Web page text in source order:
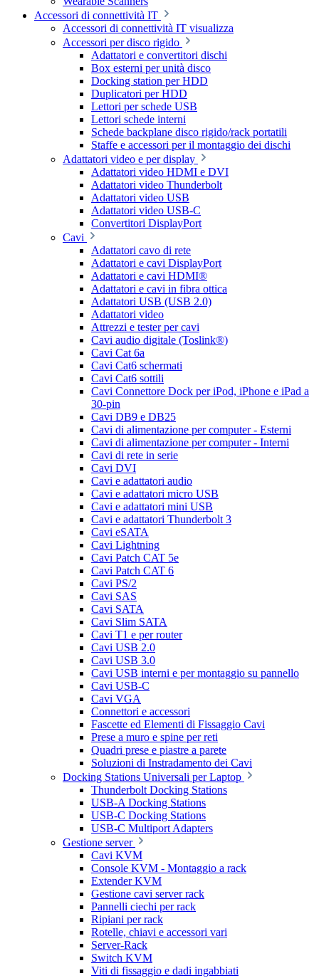
Accessori di connettività IT
Accessori di connettività IT visualizza
Accessori per disco rigido
Adattatori e convertitori dischi
Box esterni per unità disco
Docking station per HDD
Duplicatori per HDD
Lettori per schede USB
Lettori schede interni
Schede backplane disco rigido/rack portatili
Staffe e accessori per il montaggio dei dischi
Adattatori video e per display
Adattatori video HDMI e DVI
Adattatori video Thunderbolt
Adattatori video USB
Adattatori video USB-C
Convertitori DisplayPort
Cavi
Adattatori cavo di rete
Adattatori e cavi DisplayPort
Adattatori e cavi HDMI®
Adattatori e cavi in fibra ottica
Adattatori USB (USB 2.0)
Adattatori video
Attrezzi e tester per cavi
Cavi audio digitale (Toslink®)
Cavi Cat 6a
Cavi Cat6 schermati
Cavi Cat6 sottili
Cavi Connettore Dock per iPod, iPhone e iPad a
30-pin
Cavi DB9 e DB25
Cavi di alimentazione per computer - Esterni
Cavi di alimentazione per computer - Interni
Cavi di rete in serie
Cavi DVI
Cavi e adattatori audio
Cavi e adattatori micro USB
Cavi e adattatori mini USB
Cavi e adattatori Thunderbolt 3
Cavi eSATA
Cavi Lightning
Cavi Patch CAT 5e
Cavi Patch CAT 6
Cavi PS/2
Cavi SAS
Cavi SATA
Cavi Slim SATA
Cavi T1 e per router
Cavi USB 2.0
Cavi USB 3.0
Cavi USB interni e per montaggio su pannello
Cavi USB-C
Cavi VGA
Connettori e accessori
Fascette ed Elementi di Fissaggio Cavi
Prese a muro e spine per reti
Quadri prese e piastre a parete
Soluzioni di Instradamento dei Cavi
Docking Stations Universali per Laptop
Thunderbolt Docking Stations
USB-A Docking Stations
USB-C Docking Stations
USB-C Multiport Adapters
Gestione server
Cavi KVM
Console KVM - Montaggio a rack
Extender KVM
Gestione cavi server rack
Pannelli ciechi per rack
Ripiani per rack
Rotelle, chiavi e accessori vari
Server-Rack
Switch KVM
Viti di fissaggio e dadi ingabbiati